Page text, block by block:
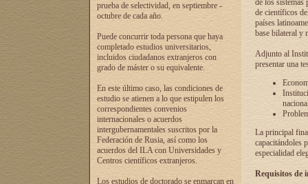
prueba de selectividad, en septiembre -
octubre de cada año.
Puede concurrir toda persona que haya
completado estudios universitarios,
incluidos ciudadanos extranjeros con
grado de máster o su equivalente.
En este último caso, las condiciones de
estudio se atienen a lo que estipulen los
correspondientes convenios
internacionales o acuerdos
intergubernamentales suscritos por la
Federación de Rusia, así como los
acuerdos del ILA con Universidades y
Centros científicos extranjeros.
Los estudios de doctorado se enmarcan en
de los sistemas
de científicos
países
base bilateral y
Adjunto al
presentar una
La principal
capacitándoles
especialidad
Requisitos de